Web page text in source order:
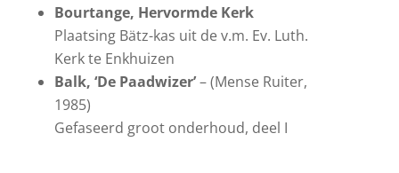
Bourtange, Hervormde Kerk
Plaatsing Bätz-kas uit de v.m. Ev. Luth.
Kerk te Enkhuizen
Balk, ‘De Paadwizer’– (Mense Ruiter,
1985)
Gefaseerd groot onderhoud, deel I